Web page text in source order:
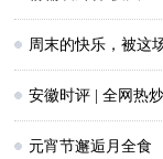
周末的快乐，被这
安徽时评 | 全网热
元宵节邂逅月全食